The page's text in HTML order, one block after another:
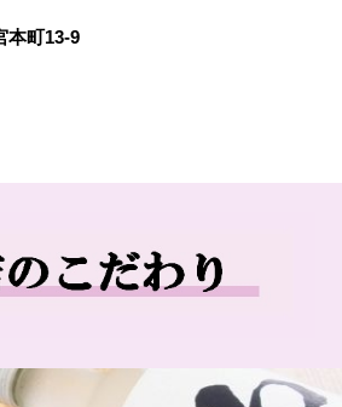
本町13-9